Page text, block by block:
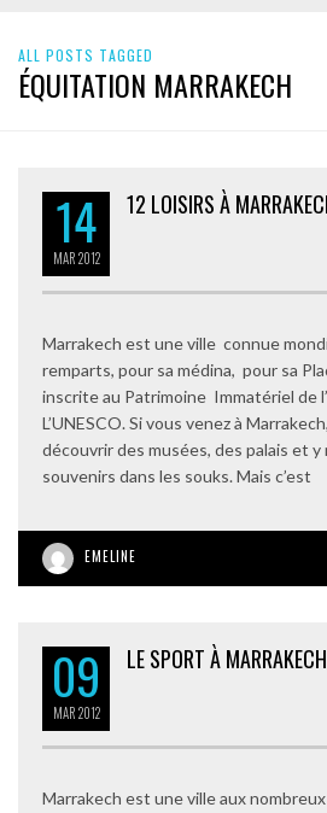
ALL POSTS TAGGED
ÉQUITATION MARRAKECH
14
MAR2012
12 LOISIRS À
Marrakech est une ville connue
remparts, pour sa médina, pour sa
inscrite au Patrimoine Immatériel de
L’UNESCO. Si vous venez à
découvrir des musées, des palais et y
souvenirs dans les souks. Mais c’est
EMELINE
09
MAR2012
LE SPORT À MARRAKECH
Marrakech est une ville aux